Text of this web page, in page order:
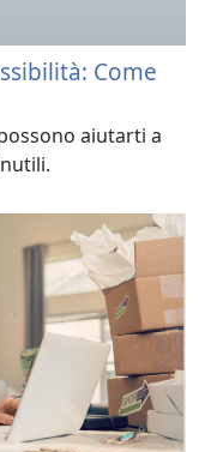
Come
aiutarti a